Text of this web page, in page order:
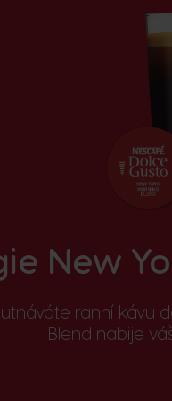
New
ranní kávu
Blend nabije